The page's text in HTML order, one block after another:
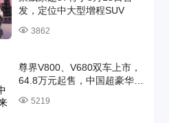
发，定位中大型增程SUV
3862
尊界V800、V680双车上市，
64.8万元起售，中国超豪华
5219